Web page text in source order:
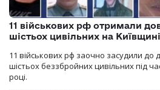
11 військових рф отримали
шістьох цивільних на Київщині
11 військових рф заочно засудили до
шістьох беззбройних цивільних під
році.